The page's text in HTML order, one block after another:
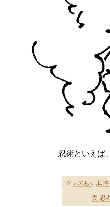
忍術といえば
グッズあり 日
雲 忍